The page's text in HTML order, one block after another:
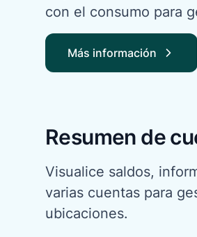
con el consumo para
Más información
Resumen de
Visualice saldos,
varias cuentas para
ubicaciones.